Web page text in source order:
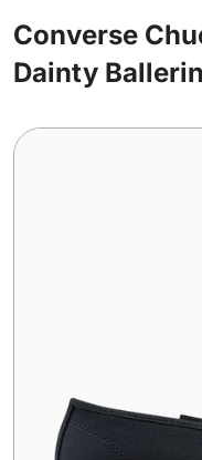
Converse
Dainty